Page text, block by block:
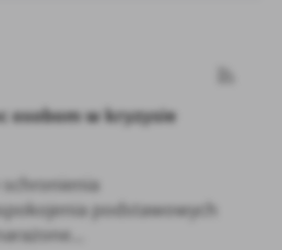
osobom w kryzysie
schronienia
podstawowych